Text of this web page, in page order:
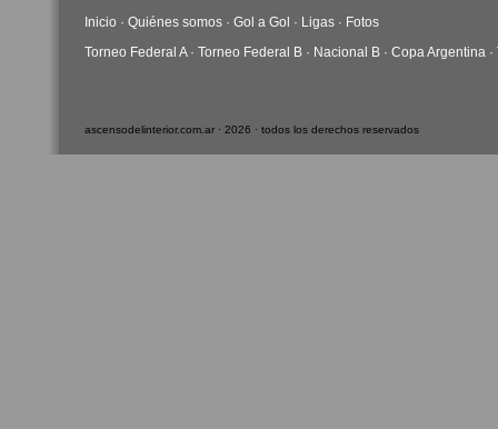
Inicio · Quiénes somos · Gol a Gol · Ligas · Fotos
Torneo Federal A· Torneo Federal B · Nacional B · Copa Argentina ·
ascensodelinterior.com.ar · 2026 · todos los derechos reservados